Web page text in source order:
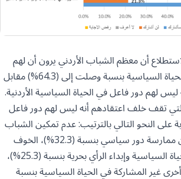
أن معظم الشباب الأردني يرون أن لهم
دوراً فاعلاً في الحياة السياسية بنسبة وصلت إلى (64.3%) مقابل
ليس لهم دور فاعل في الحياة السياسية الأردنية.
تقف خلف اعتقادهم أنه ليس لهم دور فاعل
على النحو التالي بالترتيب: عدم تمكين الشباب
في المجتمع من ممارسة دور سياسي بنسبة (32.3%)، الخوف
من ممارسة الحياة السياسية وإبداء الرأي بحرية بنسبة (25.3%)،
غير المشاركة في الحياة السياسية بنسبة